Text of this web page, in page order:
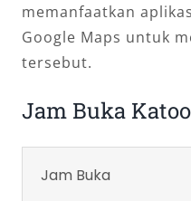
memanfaatkan
Google Maps untuk
tersebut.
Jam Buka
Jam Buka